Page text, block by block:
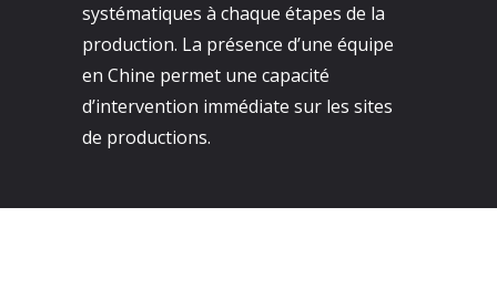
systématiques à chaque étapes de la
production. La présence d’une équipe
en Chine permet une capacité
d’intervention immédiate sur les sites
de productions.